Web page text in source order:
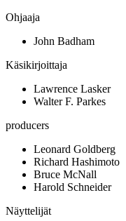
Ohjaaja
John Badham
Käsikirjoittaja
Lawrence Lasker
Walter F. Parkes
producers
Leonard Goldberg
Richard Hashimoto
Bruce McNall
Harold Schneider
Näyttelijät